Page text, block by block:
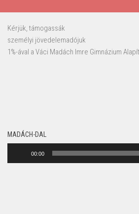
Kérjük, támogassák
személyi jövedelemadójuk
1%-ával a Váci Madách Imre Gimnázium
MADÁCH-DAL
00:00